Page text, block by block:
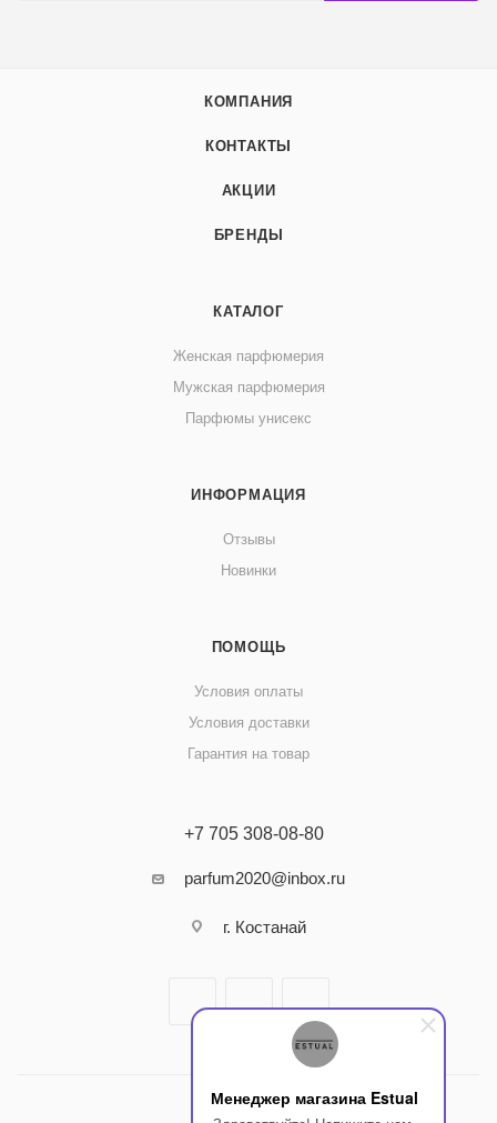
Менеджер магазина Estual
КОМПАНИЯ
КОНТАКТЫ
АКЦИИ
БРЕНДЫ
КАТАЛОГ
Женская парфюмерия
Мужская парфюмерия
Парфюмы унисекс
ИНФОРМАЦИЯ
Отзывы
Новинки
ПОМОЩЬ
Условия оплаты
Условия доставки
Гарантия на товар
+7 705 308-08-80
parfum2020@inbox.ru
г. Костанай